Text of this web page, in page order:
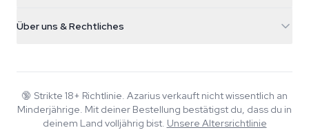
+31(0)204897914
Smokeshop
FAQ
Datenschutzrichtlinie
Über uns & Rechtliches
Wiki
Blog
Musik
🔞 Strikte 18+ Richtlinie. Azarius verkauft nicht wissentlich an
Minderjährige. Mit deiner Bestellung bestätigst du, dass du in
deinem Land volljährig bist. Unsere Altersrichtlinie